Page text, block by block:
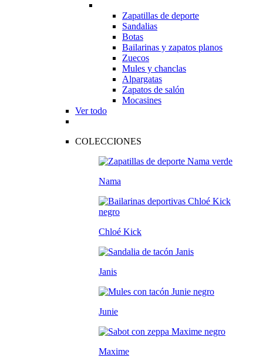
Zapatillas de deporte
Sandalias
Botas
Bailarinas y zapatos planos
Zuecos
Mules y chanclas
Alpargatas
Zapatos de salón
Mocasines
Ver todo
COLECCIONES
Nama
Chloé Kick
Janis
Junie
Maxime